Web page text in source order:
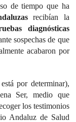
de tiempo que ha
recibían la
diagnósticas
sospechas de que
acabaron por
por determinar),
Ser, medio que
los testimonios
Andaluz de Salud